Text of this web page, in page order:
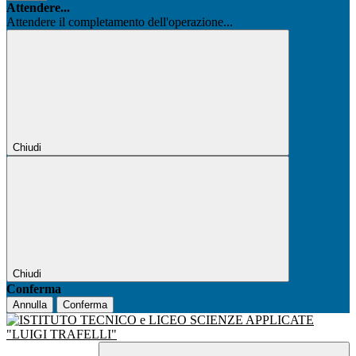
Attendere...
Attendere il completamento dell'operazione...
Chiudi
Chiudi
Conferma
Annulla Conferma